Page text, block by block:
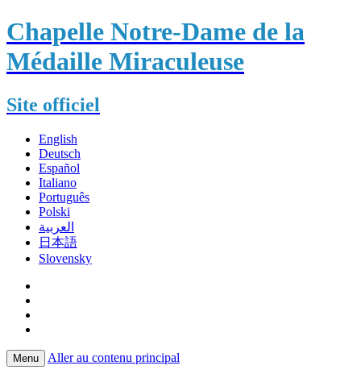
Chapelle Notre-Dame de la
Médaille Miraculeuse
Site officiel
English
Deutsch
Español
Italiano
Português
Polski
العربية
日本語
Slovensky
Menu Aller au contenu principal